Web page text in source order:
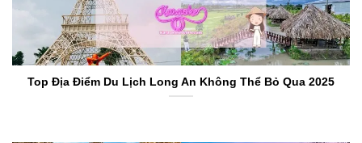
Top Địa Điểm Du Lịch Long An Không Thể Bỏ Qua 2025